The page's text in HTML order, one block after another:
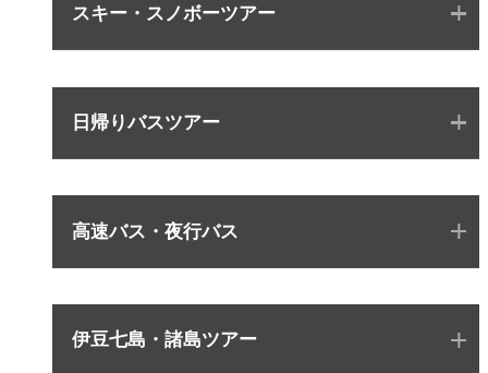
スキー・スノボーツアー
日帰りバスツアー
高速バス・夜行バス
伊豆七島・諸島ツアー